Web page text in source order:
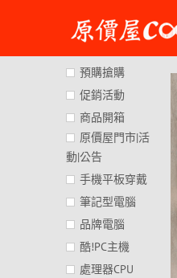
content
預購搶購
促銷活動
商品開箱
原價屋門市|活
動|公告
手機平板穿戴
筆記型電腦
品牌電腦
酷!PC主機
處理器CPU